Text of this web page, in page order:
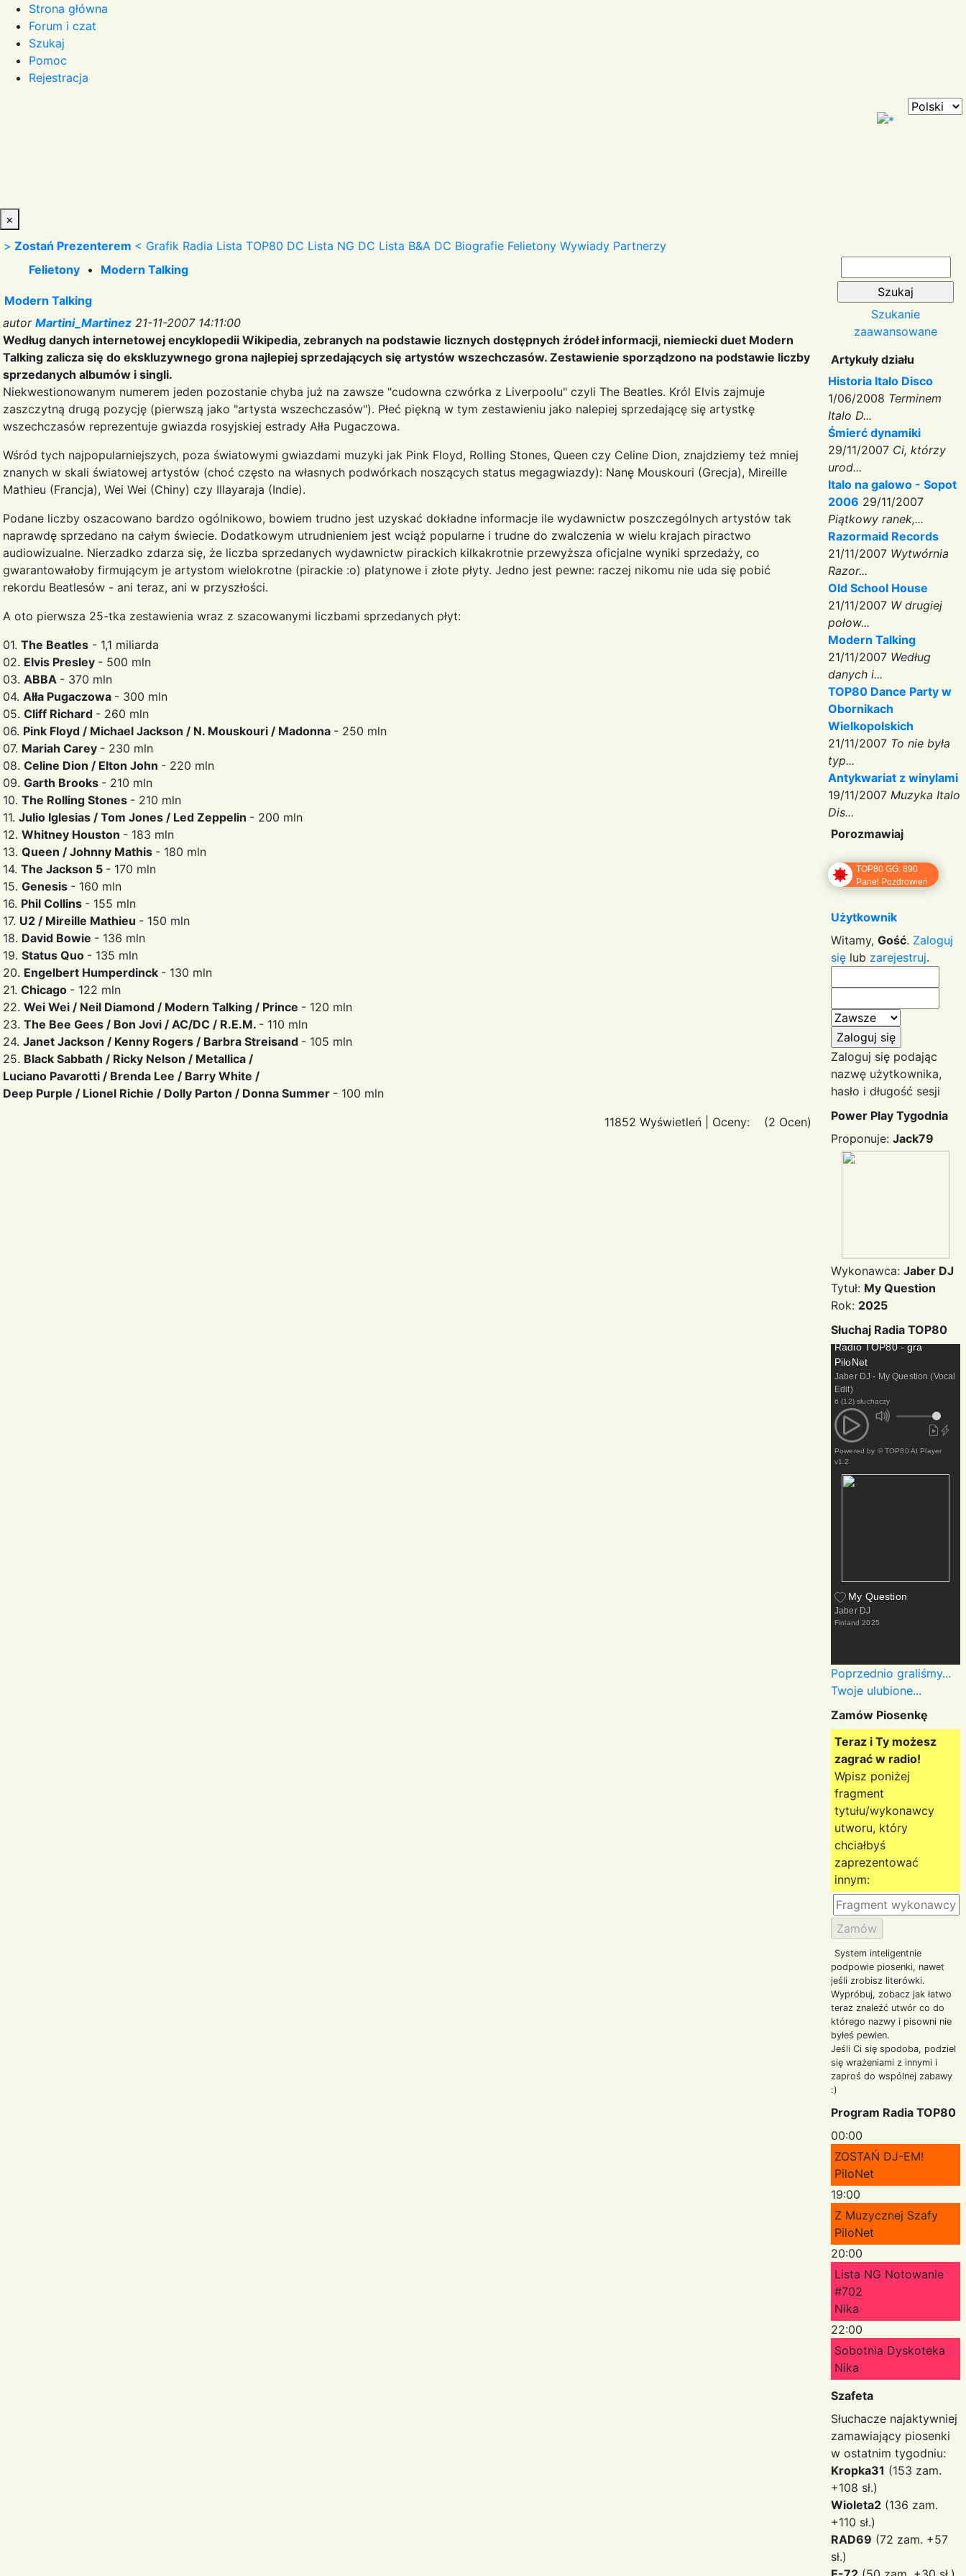
Strona główna
Forum i czat
Szukaj
Pomoc
Rejestracja
×
> Zostań Prezenterem < Grafik Radia Lista TOP80 DC Lista NG DC Lista B&A DC Biografie Felietony Wywiady Partnerzy
Felietony • Modern Talking
Modern Talking
autor Martini_Martinez 21-11-2007 14:11:00
Według danych internetowej encyklopedii Wikipedia, zebranych na podstawie licznych dostępnych źródeł informacji, niemiecki duet Modern
Talking zalicza się do ekskluzywnego grona najlepiej sprzedających się artystów wszechczasów. Zestawienie sporządzono na podstawie liczby
sprzedanych albumów i singli.
Niekwestionowanym numerem jeden pozostanie chyba już na zawsze "cudowna czwórka z Liverpoolu" czyli The Beatles. Król Elvis zajmuje
zaszczytną drugą pozycję (pierwszą jako "artysta wszechczasów"). Płeć piękną w tym zestawieniu jako nalepiej sprzedającę się artystkę
wszechczasów reprezentuje gwiazda rosyjskiej estrady Ałła Pugaczowa.
Wśród tych najpopularniejszych, poza światowymi gwiazdami muzyki jak Pink Floyd, Rolling Stones, Queen czy Celine Dion, znajdziemy też mniej
znanych w skali światowej artystów (choć często na własnych podwórkach noszących status megagwiazdy): Nanę Mouskouri (Grecja), Mireille
Mathieu (Francja), Wei Wei (Chiny) czy Illayaraja (Indie).
Podane liczby oszacowano bardzo ogólnikowo, bowiem trudno jest uzyskać dokładne informacje ile wydawnictw poszczególnych artystów tak
naprawdę sprzedano na całym świecie. Dodatkowym utrudnieniem jest wciąż popularne i trudne do zwalczenia w wielu krajach piractwo
audiowizualne. Nierzadko zdarza się, że liczba sprzedanych wydawnictw pirackich kilkakrotnie przewyższa oficjalne wyniki sprzedaży, co
gwarantowałoby firmującym je artystom wielokrotne (pirackie :o) platynowe i złote płyty. Jedno jest pewne: raczej nikomu nie uda się pobić
rekordu Beatlesów - ani teraz, ani w przyszłości.
A oto pierwsza 25-tka zestawienia wraz z szacowanymi liczbami sprzedanych płyt:
01. The Beatles - 1,1 miliarda
02. Elvis Presley - 500 mln
03. ABBA - 370 mln
04. Ałła Pugaczowa - 300 mln
05. Cliff Richard - 260 mln
06. Pink Floyd / Michael Jackson / N. Mouskouri / Madonna - 250 mln
07. Mariah Carey - 230 mln
08. Celine Dion / Elton John - 220 mln
09. Garth Brooks - 210 mln
10. The Rolling Stones - 210 mln
11. Julio Iglesias / Tom Jones / Led Zeppelin - 200 mln
12. Whitney Houston - 183 mln
13. Queen / Johnny Mathis - 180 mln
14. The Jackson 5 - 170 mln
15. Genesis - 160 mln
16. Phil Collins - 155 mln
17. U2 / Mireille Mathieu - 150 mln
18. David Bowie - 136 mln
19. Status Quo - 135 mln
20. Engelbert Humperdinck - 130 mln
21. Chicago - 122 mln
22. Wei Wei / Neil Diamond / Modern Talking / Prince - 120 mln
23. The Bee Gees / Bon Jovi / AC/DC / R.E.M. - 110 mln
24. Janet Jackson / Kenny Rogers / Barbra Streisand - 105 mln
25. Black Sabbath / Ricky Nelson / Metallica /
Luciano Pavarotti / Brenda Lee / Barry White /
Deep Purple / Lionel Richie / Dolly Parton / Donna Summer - 100 mln
11852 Wyświetleń
Oceny: (2 Ocen)
Szukanie
zaawansowane
Artykuły działu
Historia Italo Disco
1/06/2008 Terminem
Italo D...
Śmierć dynamiki
29/11/2007 Ci, którzy
urod...
Italo na galowo - Sopot
2006 29/11/2007
Piątkowy ranek,...
Razormaid Records
21/11/2007 Wytwórnia
Razor...
Old School House
21/11/2007 W drugiej
połow...
Modern Talking
21/11/2007 Według
danych i...
TOP80 Dance Party w
Obornikach
Wielkopolskich
21/11/2007 To nie była
typ...
Antykwariat z winylami
19/11/2007 Muzyka Italo
Dis...
Porozmawiaj
TOP80 GG: 890
Panel Pozdrowień
Użytkownik
Witamy, Gość. Zaloguj
się lub zarejestruj.
Zaloguj się podając
nazwę użytkownika,
hasło i długość sesji
Power Play Tygodnia
Proponuje: Jack79
Wykonawca: Jaber DJ
Tytuł: My Question
Rok: 2025
Słuchaj Radia TOP80
Radio TOP80 - gra
PiloNet
Jaber DJ - My Question (Vocal
Edit)
6 (12) słuchaczy
Powered by © TOP80 AI Player
v1.2
My Question
Jaber DJ
Finland 2025
Poprzednio graliśmy...
Twoje ulubione...
Zamów Piosenkę
Teraz i Ty możesz
zagrać w radio!
Wpisz poniżej
fragment
tytułu/wykonawcy
utworu, który
chciałbyś
zaprezentować
innym:
System inteligentnie
podpowie piosenki, nawet
jeśli zrobisz literówki.
Wypróbuj, zobacz jak łatwo
teraz znaleźć utwór co do
którego nazwy i pisowni nie
byłeś pewien.
Jeśli Ci się spodoba, podziel
się wrażeniami z innymi i
zaproś do wspólnej zabawy
:)
Program Radia TOP80
00:00
ZOSTAŃ DJ-EM!
PiloNet
19:00
Z Muzycznej Szafy
PiloNet
20:00
Lista NG Notowanie
#702
Nika
22:00
Sobotnia Dyskoteka
Nika
Szafeta
Słuchacze najaktywniej
zamawiający piosenki
w ostatnim tygodniu:
Kropka31 (153 zam.
+108 sł.)
Wioleta2 (136 zam.
+110 sł.)
RAD69 (72 zam. +57
sł.)